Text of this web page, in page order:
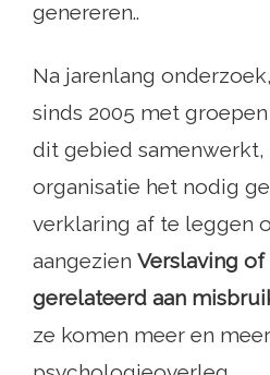
genereren..
Na jarenlang
sinds 2005 met
dit gebied samenwerkt,
organisatie het nodig
verklaring af te leggen
aangezien Verslaving
gerelateerd aan
ze komen meer en